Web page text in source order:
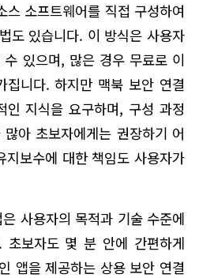
소프트웨어를 직접 구성하여
도 있습니다. 이 방식은 사용자
있으며, 많은 경우 무료로 이
니다. 하지만 맥북 보안 연결
지식을 요구하며, 구성 과정
아 초보자에게는 권장하기 어
보수에 대한 책임도 사용자가
사용자의 목적과 기술 수준에
초보자도 몇 분 안에 간편하게
앱을 제공하는 상용 보안 연결